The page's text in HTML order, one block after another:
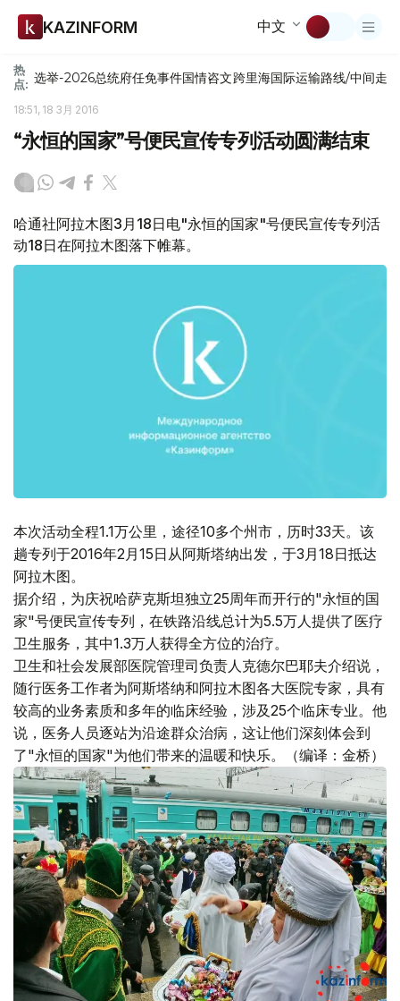
KAZINFORM 中文
热
点: 选举-2026总统府任免事件国情咨文跨里海国际运输路线/中间走廊
18:51, 18 3月 2016
“永恒的国家”号便民宣传专列活动圆满结束
哈通社阿拉木图3月18日电"永恒的国家"号便民宣传专列活
动18日在阿拉木图落下帷幕。
本次活动全程1.1万公里，途径10多个州市，历时33天。该
趟专列于2016年2月15日从阿斯塔纳出发，于3月18日抵达
阿拉木图。
据介绍，为庆祝哈萨克斯坦独立25周年而开行的"永恒的国
家"号便民宣传专列，在铁路沿线总计为5.5万人提供了医疗
卫生服务，其中1.3万人获得全方位的治疗。
卫生和社会发展部医院管理司负责人克德尔巴耶夫介绍说，
随行医务工作者为阿斯塔纳和阿拉木图各大医院专家，具有
较高的业务素质和多年的临床经验，涉及25个临床专业。他
说，医务人员逐站为沿途群众治病，这让他们深刻体会到
了"永恒的国家"为他们带来的温暖和快乐。（编译：金桥）